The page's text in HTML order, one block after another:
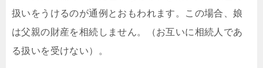
扱いをうけるのが通例とおもわれます。この場合、娘
は父親の財産を相続しません。（お互いに相続人であ
る扱いを受けない）。